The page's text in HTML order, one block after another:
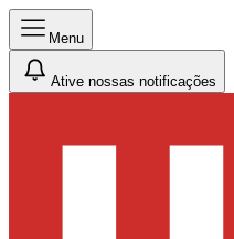
Menu
Ative nossas notificações